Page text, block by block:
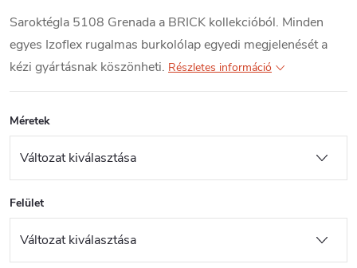
Saroktégla 5108 Grenada a BRICK kollekcióból. Minden
egyes Izoflex rugalmas burkolólap egyedi megjelenését a
kézi gyártásnak köszönheti. Részletes információ
Méretek
Felület